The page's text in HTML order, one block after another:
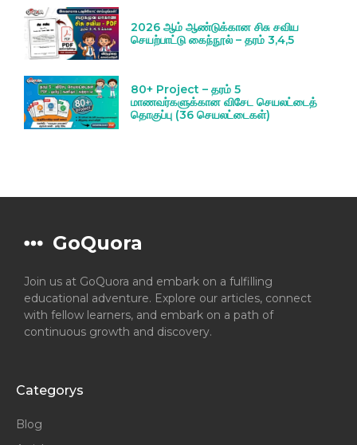
2026 ஆம் ஆண்டுக்கான சிசு சவிய
செயற்பாட்டு கைந்நூல் – தரம் 3,4,5
80+ Project – தரம் 5
மாணவர்களுக்கான விசேட செயலட்டைத்
தொகுப்பு (36 செயலட்டைகள்)
GoQuora
Join us at GoQuora and embark on a fulfilling
educational adventure. Explore our articles, connect
with fellow learners, and embark on a path of
continuous growth and discovery.
Categorys
Blog